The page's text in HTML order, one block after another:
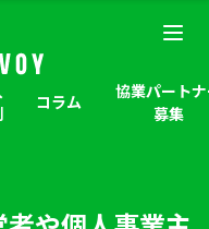
コラム
協業パート
募集